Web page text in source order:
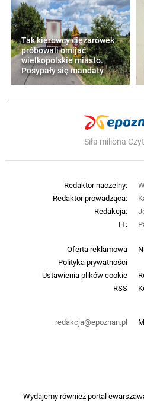
Tak kierowcy ciężarówek
próbowali omijać
wielkopolskie miasto.
Posypały się mandaty
Siła miliona
Oferta reklamowa
Polityka prywatności
Ustawienia plików cookie
RSS
redakcja@epoznan.pl
Redaktor naczelny:
Redaktor prowadząca:
Redakcja:
IT:
Wydajemy również portal